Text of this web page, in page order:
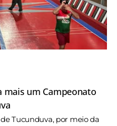
mais um Campeonato
Tucunduva, por meio da